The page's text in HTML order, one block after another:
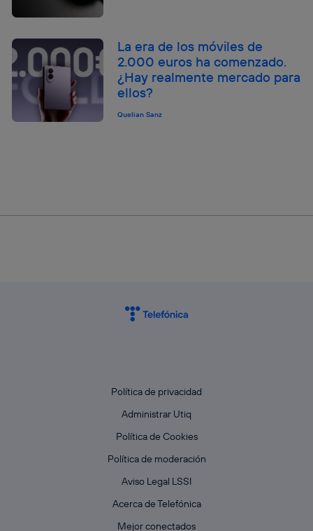
La era de los móviles de
2.000 euros ha comenzado.
¿Hay realmente mercado para
ellos?
Quelian Sanz
Política de privacidad
Administrar Utiq
Política de Cookies
Política de moderación
Aviso Legal LSSI
Acerca de Telefónica
Mejor conectados